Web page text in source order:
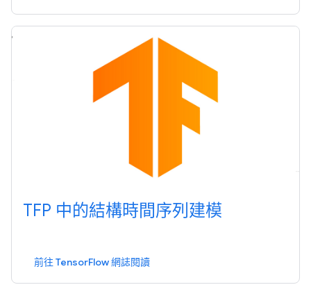
TFP 中的結構時間序列建模
前往 TensorFlow 網誌閱讀